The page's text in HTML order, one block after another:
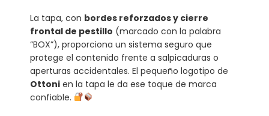
La tapa, con bordes reforzados y cierre
frontal de pestillo (marcado con la palabra
“BOX”), proporciona un sistema seguro que
protege el contenido frente a salpicaduras o
aperturas accidentales. El pequeño logotipo de
Ottoni en la tapa le da ese toque de marca
confiable.